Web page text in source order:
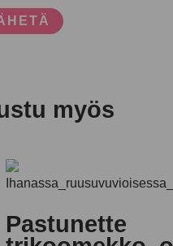
myös
Pastunette